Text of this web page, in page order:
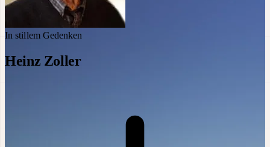
In stillem Gedenken
Heinz Zoller